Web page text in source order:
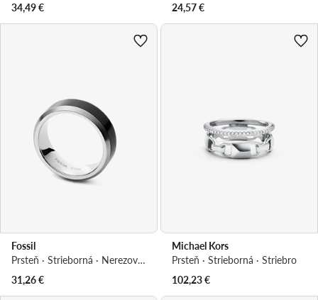
34,49€
24,57€
Fossil
Prsteň · Strieborná · Nerezová oceľ
31,26€
Michael Kors
Prsteň · Strieborná · Striebro
102,23€